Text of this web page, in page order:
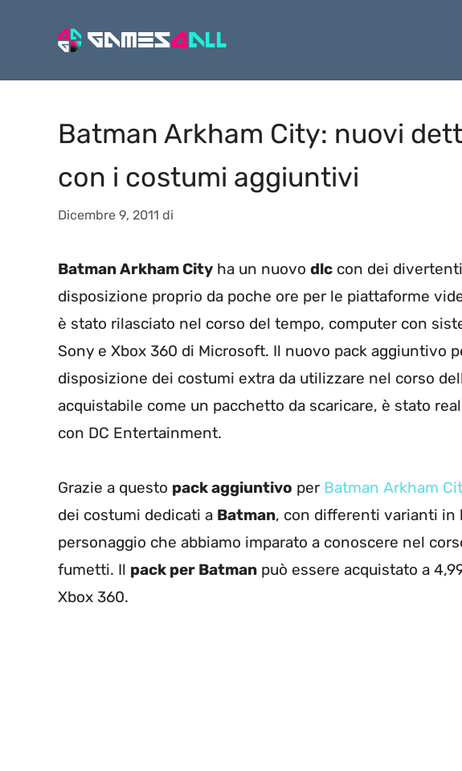
Batman Arkham City: nuovi
con i costumi aggiuntivi
Dicembre 9, 2011 di
Batman Arkham City ha un nuovo dlc con dei divertenti
disposizione proprio da poche ore per le piattaforme
è stato rilasciato nel corso del tempo, computer con
Sony e Xbox 360 di Microsoft. Il nuovo pack aggiuntivo
disposizione dei costumi extra da utilizzare nel corso
acquistabile come un pacchetto da scaricare, è stato
con DC Entertainment.
Grazie a questo pack aggiuntivo per Batman Arkham
dei costumi dedicati a Batman, con differenti varianti in
personaggio che abbiamo imparato a conoscere nel
fumetti. Il pack per Batman può essere acquistato a
Xbox 360.